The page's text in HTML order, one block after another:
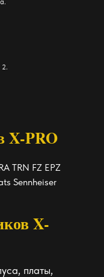
2.
X-PRO
TRN FZ EPZ
Sennheiser
X-
платы,